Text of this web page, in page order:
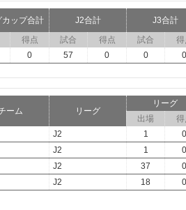
カップ合計 J2合計
J3合計
得点 試合 得点 試合
得
0 57 0 0 0
ーム リーグ
リーグ
出場
得
J2 1
0
J2 1
0
J2 37
0
J2 18 0